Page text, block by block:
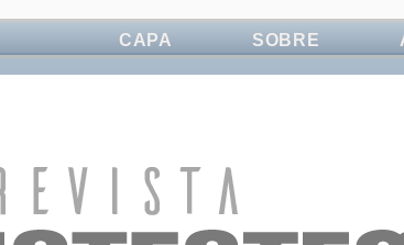
CAPA SOBRE